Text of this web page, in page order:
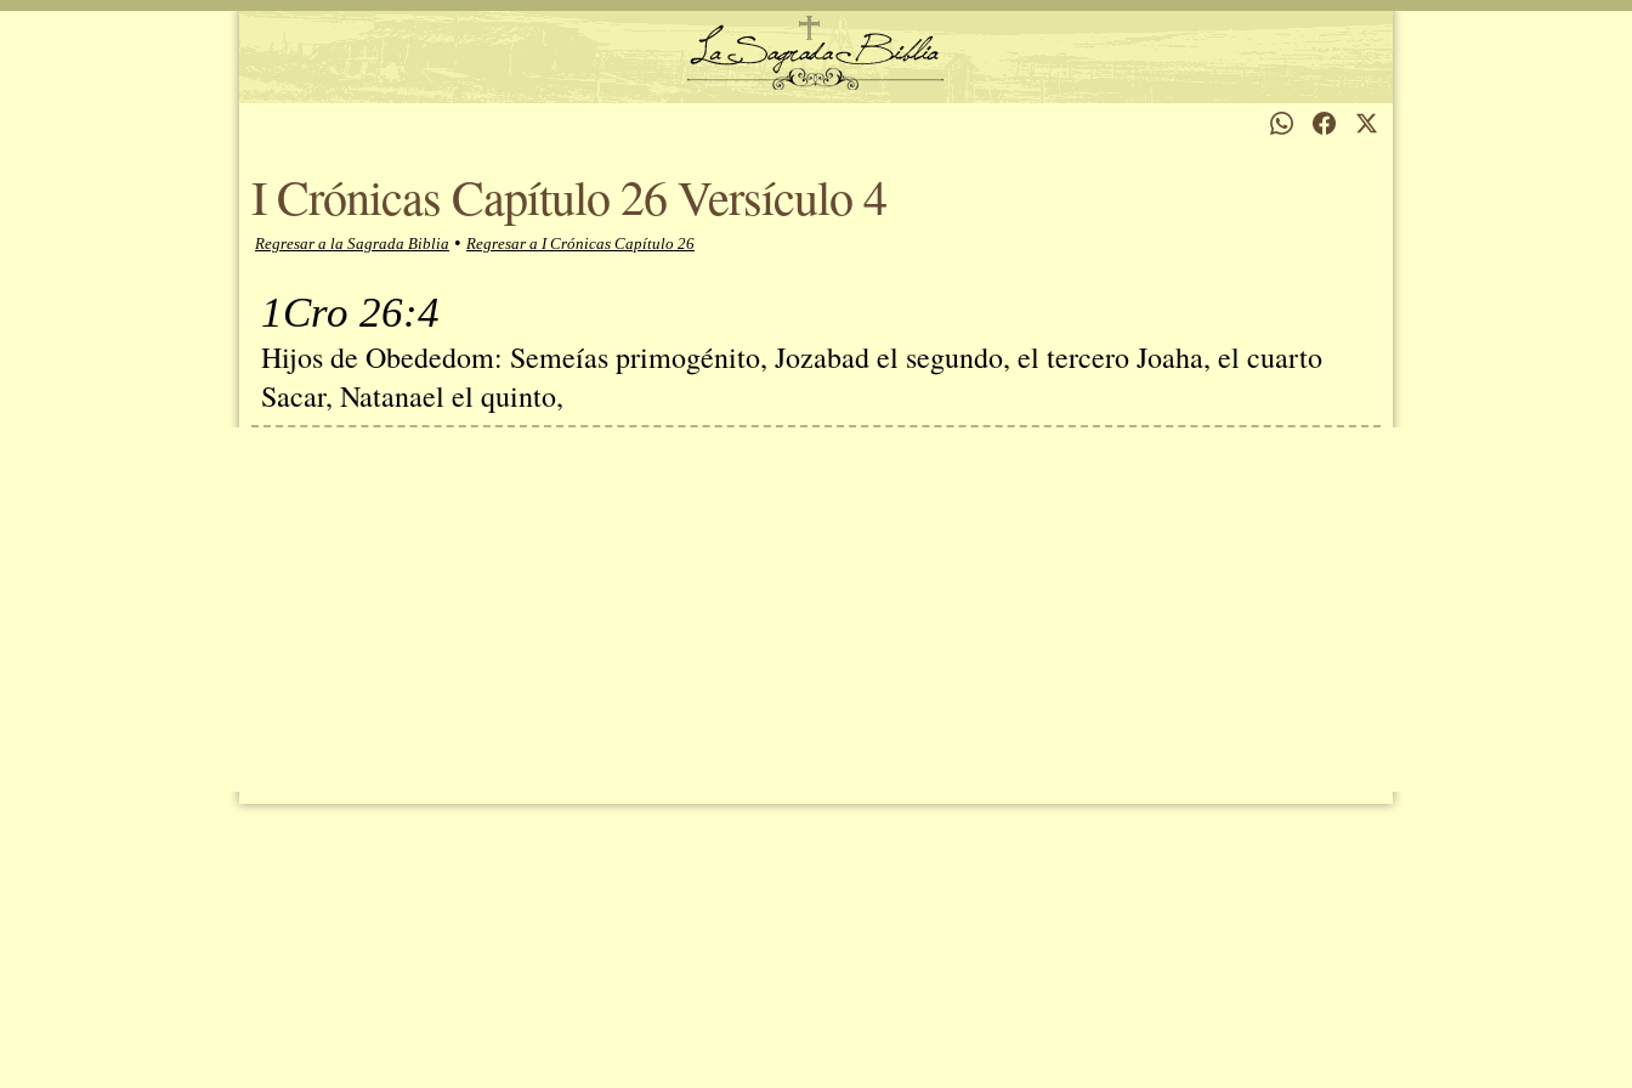
I Crónicas Capítulo 26 Versículo 4
Regresar a la Sagrada Biblia • Regresar a I Crónicas Capítulo 26
1Cro 26:4
Hijos de Obededom: Semeías primogénito, Jozabad el segundo, el tercero Joaha, el cuarto
Sacar, Natanael el quinto,